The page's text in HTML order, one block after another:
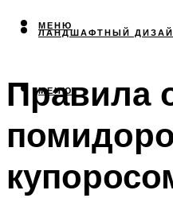
ЛАНДШАФТНЫЙ
МЕНЮ
МЕНЮ
Правила